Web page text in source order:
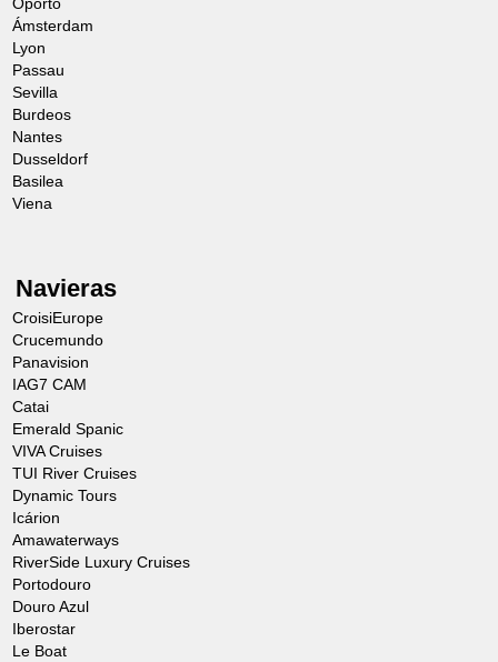
Oporto
Ámsterdam
Lyon
Passau
Sevilla
Burdeos
Nantes
Dusseldorf
Basilea
Viena
Navieras
CroisiEurope
Crucemundo
Panavision
IAG7 CAM
Catai
Emerald Spanic
VIVA Cruises
TUI River Cruises
Dynamic Tours
Icárion
Amawaterways
RiverSide Luxury Cruises
Portodouro
Douro Azul
Iberostar
Le Boat